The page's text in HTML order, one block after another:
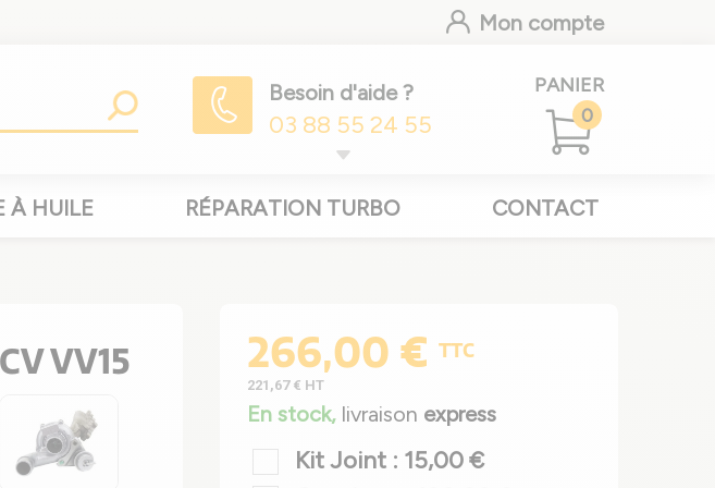
Mon compte
Besoin d'aide ?
03 88 55 24 55
PANIER
0
À HUILE RÉPARATION TURBO CONTACT
VV15 266,00 € TTC
221,67 € HT
En stock, livraison express
Kit Joint : 15,00 €